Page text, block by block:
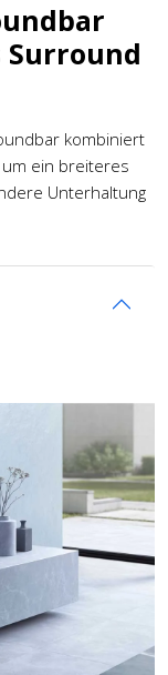
kombiniert
ein breiteres
Unterhaltung